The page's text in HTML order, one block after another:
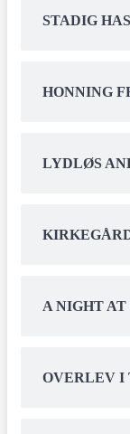
STADIG
HONNING
LYDLØS
A NIGHT
OVERLEV I